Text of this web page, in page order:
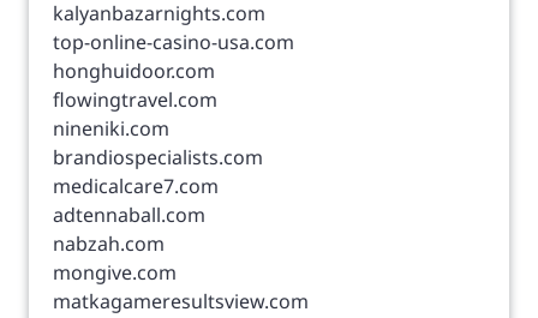
kalyanbazarnights.com
top-online-casino-usa.com
honghuidoor.com
flowingtravel.com
nineniki.com
brandiospecialists.com
medicalcare7.com
adtennaball.com
nabzah.com
mongive.com
matkagameresultsview.com